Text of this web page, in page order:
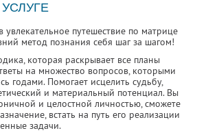
увлекательное путешествие по матрице
метод познания себя шаг за шагом!
которая раскрывает все планы
на множество вопросов, которыми
годами. Помогает исцелить судьбу,
и материальный потенциал. Вы
и целостной личностью, сможете
встать на путь его реализации
задачи.